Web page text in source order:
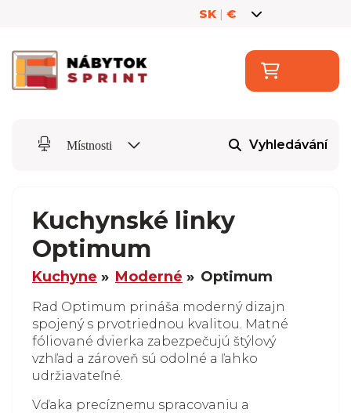
SK | €
Místnosti Vyhledávání
Kuchynské linky
Optimum
Kuchyne Moderné Optimum
Rad Optimum prináša moderný dizajn
spojený s prvotriednou kvalitou. Matné
fóliované dvierka zabezpečujú štýlový
vzhľad a zároveň sú odolné a ľahko
udržiavateľné.
Vďaka precíznemu spracovaniu a